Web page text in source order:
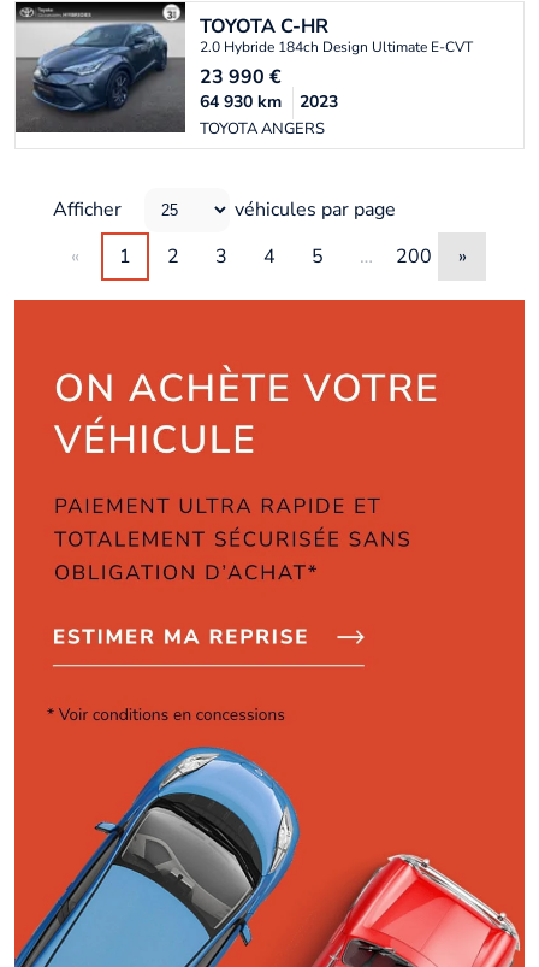
TOYOTAC-HR
2.0 Hybride 184ch Design Ultimate E-CVT
23 990 €
TOYOTA ANGERS
64 930 km 2023
Afficher
véhicules par page
«
1 2 3 4 5 … 200 »